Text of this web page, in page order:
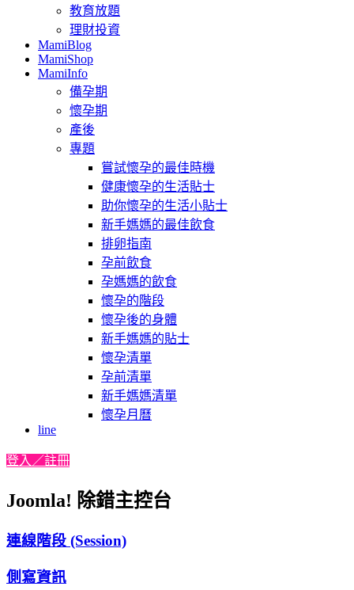
教育放題
理財投資
MamiBlog
MamiShop
MamiInfo
備孕期
懷孕期
產後
專題
嘗試懷孕的最佳時機
健康懷孕的生活貼士
助你懷孕的生活小貼士
新手媽媽的最佳飲食
排卵指南
孕前飲食
孕媽媽的飲食
懷孕的階段
懷孕後的身體
新手媽媽的貼士
懷孕清單
孕前清單
新手媽媽清單
懷孕月曆
line
登入／註冊
Joomla! 除錯主控台
連線階段 (Session)
側寫資訊